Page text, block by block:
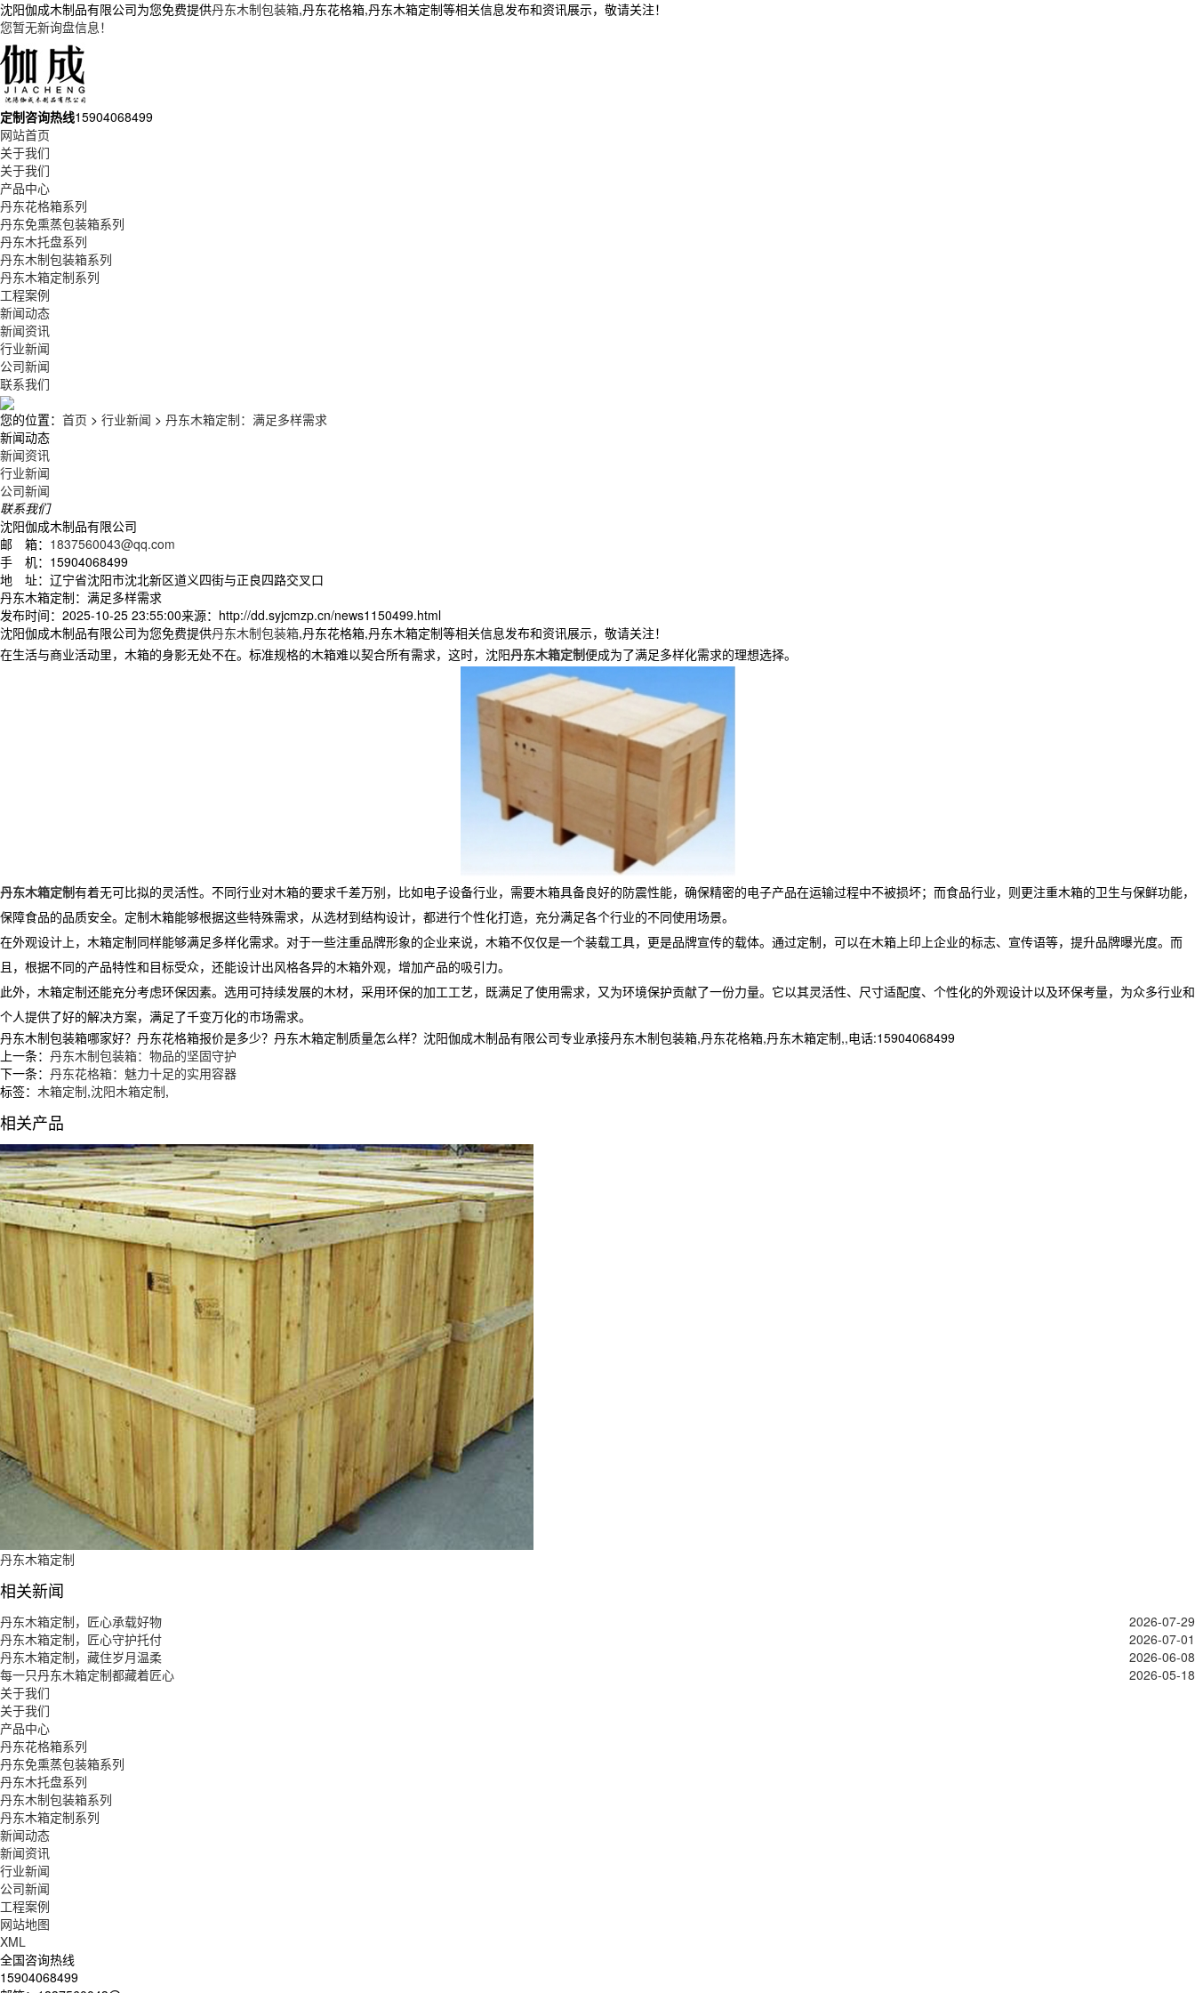
沈阳伽成木制品有限公司为您免费提供丹东木制包装箱,丹东花格箱,丹东木箱定制等相关信息发布和资讯展示，敬请关注！
您暂无新询盘信息！
定制咨询热线15904068499
网站首页
关于我们
关于我们
产品中心
丹东花格箱系列
丹东免熏蒸包装箱系列
丹东木托盘系列
丹东木制包装箱系列
丹东木箱定制系列
工程案例
新闻动态
新闻资讯
行业新闻
公司新闻
联系我们
您的位置： 首页 > 行业新闻 > 丹东木箱定制：满足多样需求
新闻动态
新闻资讯
行业新闻
公司新闻
联系我们
沈阳伽成木制品有限公司
邮 箱： 1837560043@qq.com
手 机：15904068499
地 址：辽宁省沈阳市沈北新区道义四街与正良四路交叉口
丹东木箱定制：满足多样需求
发布时间：2025-10-25 23:55:00来源：http://dd.syjcmzp.cn/news1150499.html
沈阳伽成木制品有限公司为您免费提供丹东木制包装箱,丹东花格箱,丹东木箱定制等相关信息发布和资讯展示，敬请关注！
在生活与商业活动里，木箱的身影无处不在。标准规格的木箱难以契合所有需求，这时，沈阳丹东木箱定制便成为了满足多样化需求的理想选择。
丹东木箱定制有着无可比拟的灵活性。不同行业对木箱的要求千差万别，比如电子设备行业，需要木箱具备良好的防震性能，确保精密的电子产品在运输过程中不被损坏；而食品行业，则更注重木箱的卫生与保鲜功能，
保障食品的品质安全。定制木箱能够根据这些特殊需求，从选材到结构设计，都进行个性化打造，充分满足各个行业的不同使用场景。
在外观设计上，木箱定制同样能够满足多样化需求。对于一些注重品牌形象的企业来说，木箱不仅仅是一个装载工具，更是品牌宣传的载体。通过定制，可以在木箱上印上企业的标志、宣传语等，提升品牌曝光度。而
且，根据不同的产品特性和目标受众，还能设计出风格各异的木箱外观，增加产品的吸引力。
此外，木箱定制还能充分考虑环保因素。选用可持续发展的木材，采用环保的加工工艺，既满足了使用需求，又为环境保护贡献了一份力量。它以其灵活性、尺寸适配度、个性化的外观设计以及环保考量，为众多行业和
个人提供了好的解决方案，满足了千变万化的市场需求。
丹东木制包装箱哪家好？丹东花格箱报价是多少？丹东木箱定制质量怎么样？沈阳伽成木制品有限公司专业承接丹东木制包装箱,丹东花格箱,丹东木箱定制,,电话:15904068499
上一条： 丹东木制包装箱：物品的坚固守护
下一条： 丹东花格箱：魅力十足的实用容器
标签： 木箱定制,沈阳木箱定制,
相关产品
丹东木箱定制
相关新闻
丹东木箱定制，匠心承载好物
2026-07-29
丹东木箱定制，匠心守护托付
2026-07-01
丹东木箱定制，藏住岁月温柔
2026-06-08
每一只丹东木箱定制都藏着匠心
2026-05-18
关于我们
关于我们
产品中心
丹东花格箱系列
丹东免熏蒸包装箱系列
丹东木托盘系列
丹东木制包装箱系列
丹东木箱定制系列
新闻动态
新闻资讯
行业新闻
公司新闻
工程案例
网站地图
XML
全国咨询热线
15904068499